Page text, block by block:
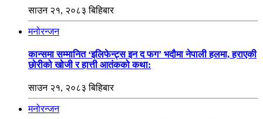
साउन २१, २०८३ बिहिबार
मनोरन्जन
कान्समा सम्मानित ‘इलिफेन्ट्स इन द फग’ भदौमा नेपाली हलमा, हराएकी
छोरीको खोजी र हात्ती आतंकको कथा:
साउन २१, २०८३ बिहिबार
मनोरन्जन